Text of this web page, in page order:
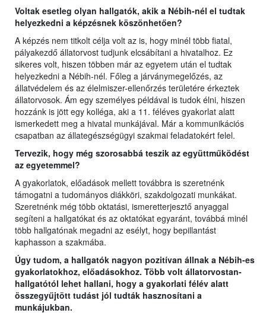
Voltak esetleg olyan hallgatók, akik a Nébih-nél el tudtak
helyezkedni a képzésnek köszönhetően?
A képzés nem titkolt célja volt az is, hogy minél több fiatal,
pályakezdő állatorvost tudjunk elcsábítani a hivatalhoz. Ez
sikeres volt, hiszen többen már az egyetem után el tudtak
helyezkedni a Nébih-nél. Főleg a járványmegelőzés, az
állatvédelem és az élelmiszer-ellenőrzés területére érkeztek
állatorvosok. Ám egy személyes példával is tudok élni, hiszen
hozzánk is jött egy kolléga, aki a 11. féléves gyakorlat alatt
ismerkedett meg a hivatal munkájával. Már a kommunikációs
csapatban az állategészségügyi szakmai feladatokért felel.
Tervezik, hogy még szorosabbá teszik az együttműködést
az egyetemmel?
A gyakorlatok, előadások mellett továbbra is szeretnénk
támogatni a tudományos diákköri, szakdolgozati munkákat.
Szeretnénk még több oktatási, ismeretterjesztő anyaggal
segíteni a hallgatókat és az oktatókat egyaránt, továbbá minél
több hallgatónak megadni az esélyt, hogy bepillantást
kaphasson a szakmába.
Úgy tudom, a hallgatók nagyon pozitívan állnak a Nébih-es
gyakorlatokhoz, előadásokhoz. Több volt állatorvostan-
hallgatótól lehet hallani, hogy a gyakorlati félév alatt
összegyűjtött tudást jól tudták hasznosítani a
munkájukban.